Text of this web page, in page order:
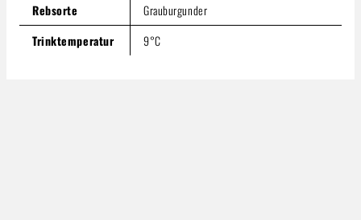
Rebsorte
Grauburgunder
Trinktemperatur
9°C